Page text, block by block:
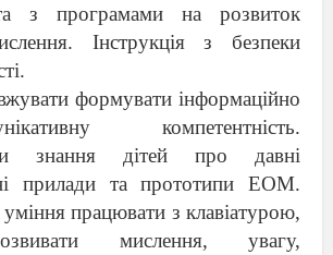
з програмами на розвиток
Інструкція з безпеки
формувати інформаційно
компетентність.
знання дітей про давні
прилади та прототипи ЕОМ.
працювати з клавіатурою,
мислення, увагу,